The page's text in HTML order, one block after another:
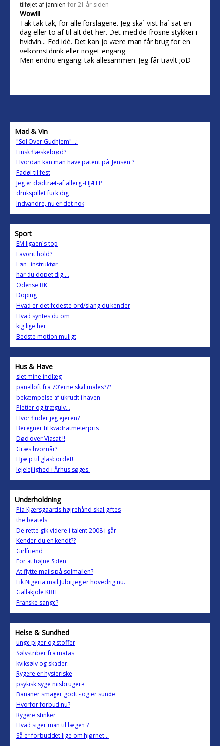
tilføjet af jannien for 21 år siden
Wow!!!
Tak tak tak, for alle forslagene. Jeg ska´ vist ha´ sat en
dag eller to af til alt det her. Det med de frosne stykker i
hvidvin... Fed idé. Det kan jo være man får brug for en
velkomstdrink eller noget engang.
Men endnu engang: tak allesammen. Jeg får travlt ;oD
Mad & Vin
"Sol Over Gudhjem" ..:
Finsk flæskebrød?
Hvordan kan man have patent på 'Jensen'?
Fadøl til fest
Jeg er dødtræt-af allergi-HJÆLP
drukspillet fuck dig
Indvandre, nu er det nok
Sport
EM ligaen´s top
Favorit hold?
Løn...instruktør
har du dopet dig....
Odense BK
Doping
Hvad er det fedeste ord/slang du kender
Hvad syntes du om
kig lige her
Bedste motion muligt
Hus & Have
slet mine indlæg
panelloft fra 70'erne skal males???
bekæmpelse af ukrudt i haven
Pletter og trægulv...
Hvor finder jeg ejeren?
Beregner til kvadratmeterpris
Død over Viasat !!
Græs hvornår?
Hjælp til glasbordet!
lejelejlighed i Århus søges.
Underholdning
Pia Kjærsgaards højrehånd skal giftes
the beatels
De rette gik videre i talent 2008 i går
Kender du en kendt??
Girlfriend
For at højne Solen
At flytte mails på solmailen?
Fik Nigeria mail.Jubii,jeg er hovedrig nu.
Gallakjole KBH
Franske sange?
Helse & Sundhed
unge piger og stoffer
Sølvstriber fra matas
kviksølv og skader.
Rygere er hysteriske
psykisk syge misbrugere
Bananer smager godt - og er sunde
Hvorfor forbud nu?
Rygere stinker
Hvad siger man til lægen ?
Så er forbuddet lige om hjørnet...